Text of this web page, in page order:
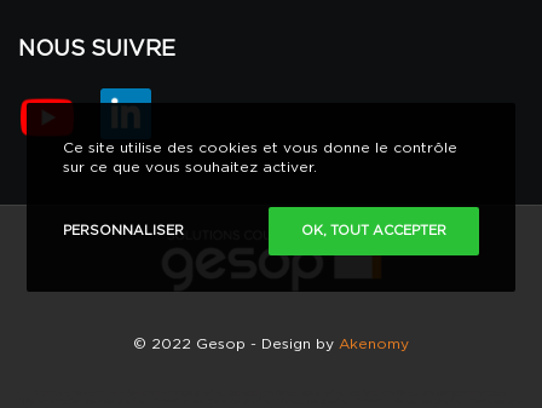
NOUS SUIVRE
© 2022 Gesop - Design by Akenomy
Ce site utilise des cookies et vous donne le contrôle
sur ce que vous souhaitez activer.
PERSONNALISER OK, TOUT ACCEPTER